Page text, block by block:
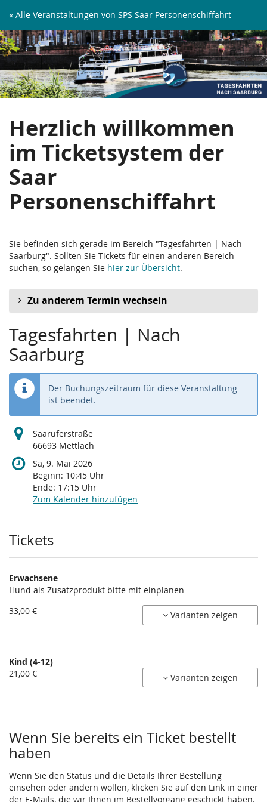
Zum
Inhalt
springen
« Alle Veranstaltungen von SPS Saar Personenschiffahrt
Tagesfahrten
|
Nach
Saarburg
Herzlich willkommen
im Ticketsystem der
Saar
Personenschiffahrt
Sie befinden sich gerade im Bereich "Tagesfahrten | Nach
Saarburg". Sollten Sie Tickets für einen anderen Bereich
suchen, so gelangen Sie hier zur Übersicht.
Zu anderem Termin wechseln
Tagesfahrten | Nach
Saarburg
Der Buchungszeitraum für diese Veranstaltung
ist beendet.
Saaruferstraße
66693 Mettlach
Sa, 9. Mai 2026
Beginn: 10:45 Uhr
Ende: 17:15 Uhr
Zum Kalender hinzufügen
Produkte
Tickets
Erwachsene
Hund als Zusatzprodukt bitte mit einplanen
33,00 €
Varianten zeigen
Kind (4-12)
21,00 €
Varianten zeigen
Wenn Sie bereits ein Ticket bestellt
haben
Wenn Sie den Status und die Details Ihrer Bestellung
einsehen oder ändern wollen, klicken Sie auf den Link in einer
der E-Mails, die wir Ihnen im Bestellvorgang geschickt haben.